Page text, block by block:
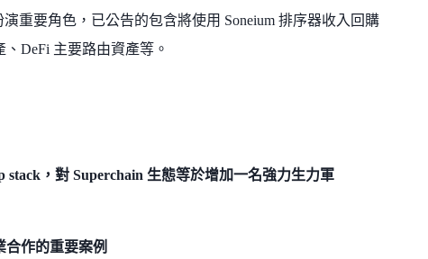
重要角色，已公告的包含將使用 Soneium 排序器收入回購
DeFi 主要路由資產等。
stack，對 Superchain 生態等於增加一名強力生力軍
合作的重要案例